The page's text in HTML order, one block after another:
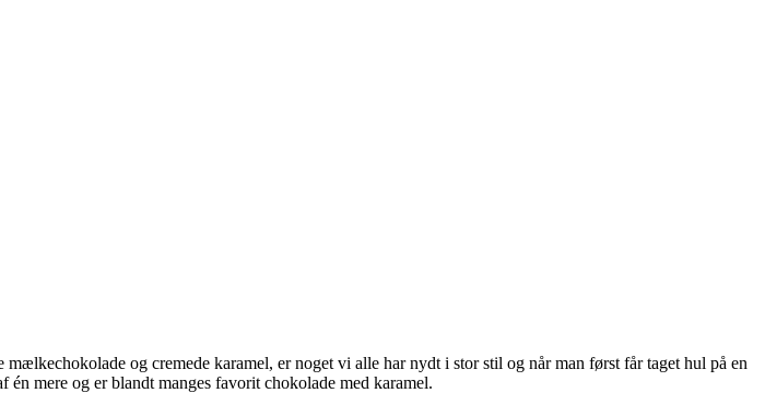
og cremede karamel, er noget vi alle har nydt i stor stil og når man først får taget hul på en
mere og er blandt manges favorit chokolade med karamel.